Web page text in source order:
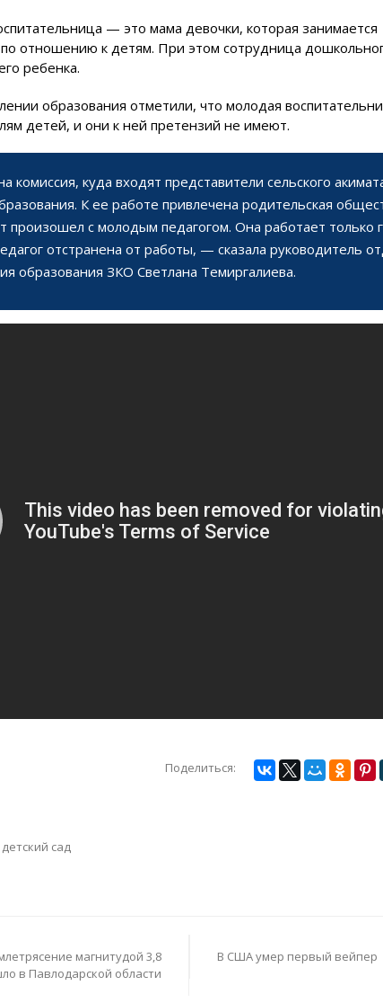
— это мама девочки, которая занимается
по отношению к детям. При этом сотрудница
ребенка.
образования отметили, что молодая
детей, и они к ней претензий не имеют.
комиссия, куда входят представители сельского
К ее работе привлечена родительская
произошел с молодым педагогом. Она работает только
отстранена от работы, — сказала руководитель
образования ЗКО Светлана Темиргалиева.
Поделиться:
детский сад
магнитудой 3,8
в Павлодарской области
В США умер первый вейпер